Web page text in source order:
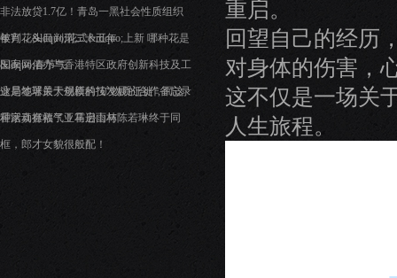
非法放贷1.7亿！青岛一黑社会性质组织
被判，头目判刑二十五年
年宵花&ldquo;花式&rdquo;上新 哪种花是
&ldquo;春节气
国家网信办与香港特区政府创新科技及工
业局签署关于创新科技发展的合作备忘录
这是地球最大规模的“矿物质迁徙”, 而这
种活动拯救了亚马逊雨林
霍家真有福气！霍启山与陈若琳终于同
框，郎才女貌很般配！
重启。
回望自己的经历
对身体的伤害，
这不仅是一场关
人生旅程。